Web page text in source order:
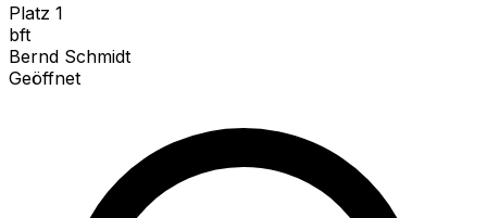
Platz 1
bft
Bernd Schmidt
Geöffnet